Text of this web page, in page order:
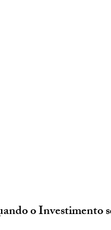
o Investimento